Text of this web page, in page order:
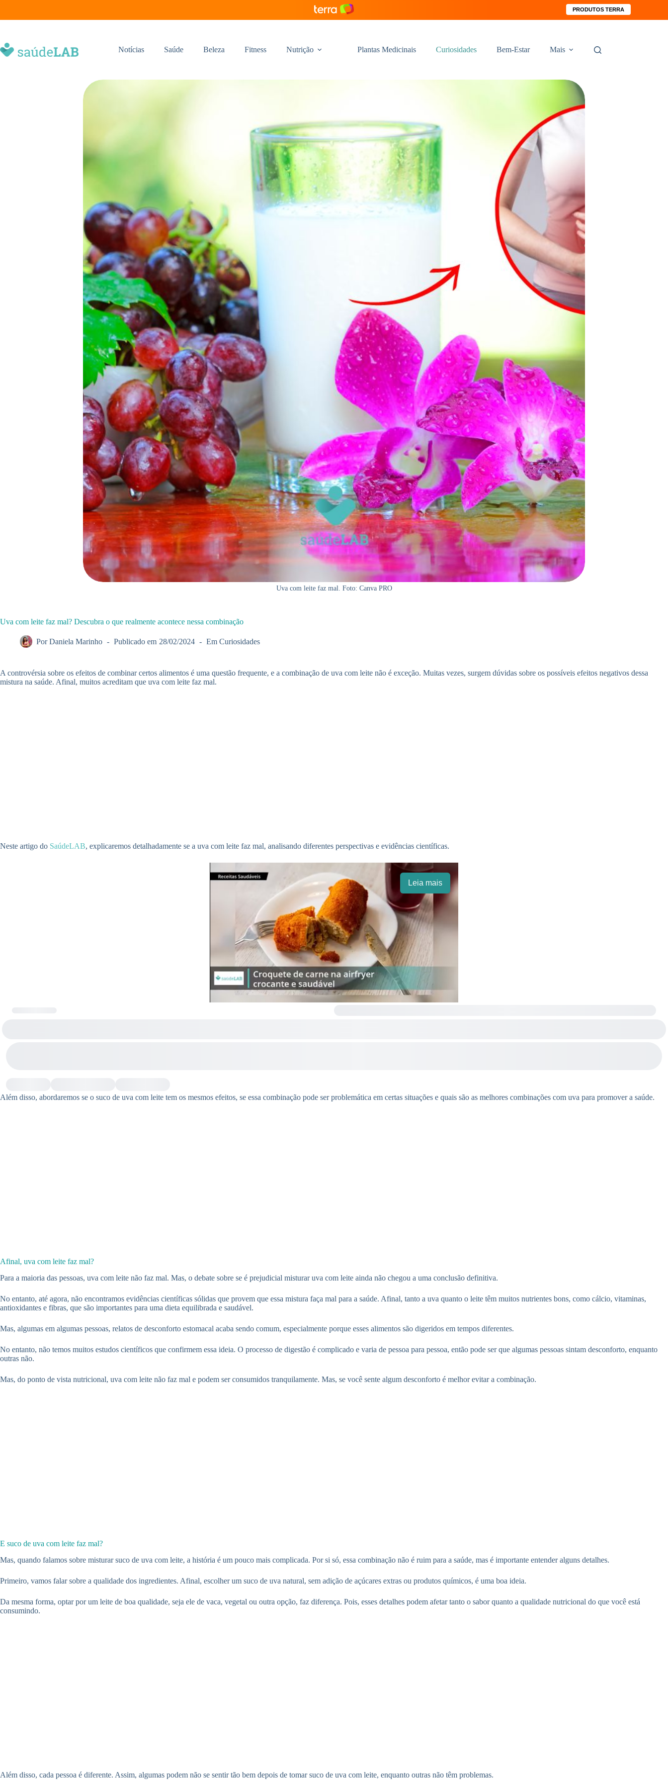
PRODUTOS TERRA
Notícias Saúde Beleza Fitness Nutrição Plantas Medicinais Curiosidades Bem-Estar Mais
Uva com leite faz mal. Foto: Canva PRO
Uva com leite faz mal? Descubra o que realmente acontece nessa combinação
Por Daniela Marinho Publicado em 28/02/2024 Em Curiosidades
A controvérsia sobre os efeitos de combinar certos alimentos é uma questão frequente, e a combinação de uva com leite não é exceção. Muitas vezes, surgem dúvidas sobre os possíveis efeitos negativos dessa
mistura na saúde. Afinal, muitos acreditam que uva com leite faz mal.
Neste artigo do SaúdeLAB, explicaremos detalhadamente se a uva com leite faz mal, analisando diferentes perspectivas e evidências científicas.
Leia mais
Além disso, abordaremos se o suco de uva com leite tem os mesmos efeitos, se essa combinação pode ser problemática em certas situações e quais são as melhores combinações com uva para promover a saúde.
Afinal, uva com leite faz mal?
Para a maioria das pessoas, uva com leite não faz mal. Mas, o debate sobre se é prejudicial misturar uva com leite ainda não chegou a uma conclusão definitiva.
No entanto, até agora, não encontramos evidências científicas sólidas que provem que essa mistura faça mal para a saúde. Afinal, tanto a uva quanto o leite têm muitos nutrientes bons, como cálcio, vitaminas,
antioxidantes e fibras, que são importantes para uma dieta equilibrada e saudável.
Mas, algumas em algumas pessoas, relatos de desconforto estomacal acaba sendo comum, especialmente porque esses alimentos são digeridos em tempos diferentes.
No entanto, não temos muitos estudos científicos que confirmem essa ideia. O processo de digestão é complicado e varia de pessoa para pessoa, então pode ser que algumas pessoas sintam desconforto, enquanto
outras não.
Mas, do ponto de vista nutricional, uva com leite não faz mal e podem ser consumidos tranquilamente. Mas, se você sente algum desconforto é melhor evitar a combinação.
E suco de uva com leite faz mal?
Mas, quando falamos sobre misturar suco de uva com leite, a história é um pouco mais complicada. Por si só, essa combinação não é ruim para a saúde, mas é importante entender alguns detalhes.
Primeiro, vamos falar sobre a qualidade dos ingredientes. Afinal, escolher um suco de uva natural, sem adição de açúcares extras ou produtos químicos, é uma boa ideia.
Da mesma forma, optar por um leite de boa qualidade, seja ele de vaca, vegetal ou outra opção, faz diferença. Pois, esses detalhes podem afetar tanto o sabor quanto a qualidade nutricional do que você está
consumindo.
Além disso, cada pessoa é diferente. Assim, algumas podem não se sentir tão bem depois de tomar suco de uva com leite, enquanto outras não têm problemas.